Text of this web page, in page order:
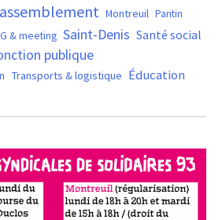
Montreuil Pantin
& meeting Saint-Denis Santé social
publique
Transports & logistique Éducation